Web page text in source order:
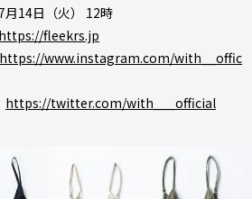
（火） 12時
https://fleekrs.jp
https://www.instagram.com/with__offic
https://twitter.com/with___official